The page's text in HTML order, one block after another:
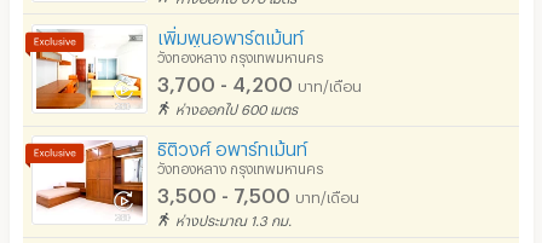
เพิ่มพูน​อพาร์ตเม้นท์​
วังทองหลาง กรุงเทพมหานคร
3,700 - 4,200 บาท/เดือน
ห่างออกไป 600 เมตร
ธิติวงศ์ อพาร์ทเม้นท์
วังทองหลาง กรุงเทพมหานคร
3,500 - 7,500 บาท/เดือน
ห่างประมาณ 1.3 กม.